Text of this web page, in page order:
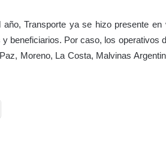
Transporte ya se hizo presente
beneficiarios. Por caso, los operativos
Moreno, La Costa, Malvinas